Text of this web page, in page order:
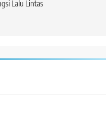
Lalu Lintas